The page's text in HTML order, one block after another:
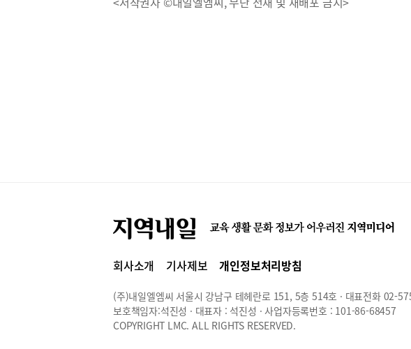
회사소개 기사제보 개인정보처리방침
(주)내일엘엠씨 서울시 강남구 테헤란로 151, 5층 514호 · 대표전화 02-
보호책임자:석진성 · 대표자 : 석진성 · 사업자등록번호 : 101-86-68457
COPYRIGHT LMC. ALL RIGHTS RESERVED.